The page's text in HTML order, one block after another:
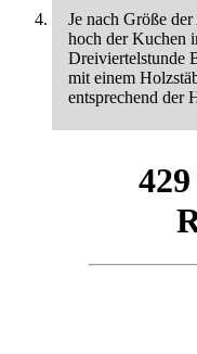
Je nach Größe
hoch der Kuchen
Dreiviertelstunde
mit einem
entsprechend der